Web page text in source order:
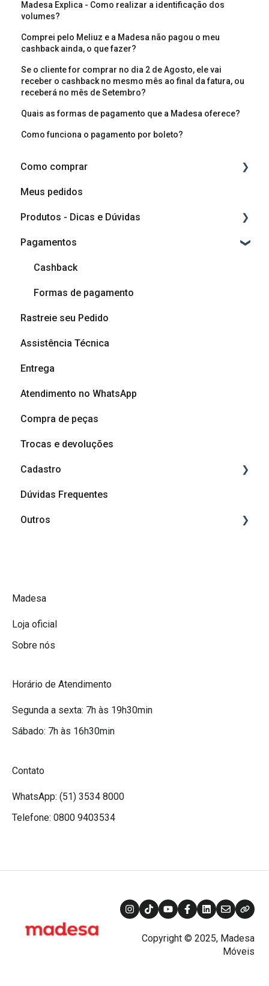
Madesa Explica - Como realizar a identificação dos
volumes?
Comprei pelo Meliuz e a Madesa não pagou o meu
cashback ainda, o que fazer?
Se o cliente for comprar no dia 2 de Agosto, ele vai
receber o cashback no mesmo mês ao final da fatura, ou
receberá no mês de Setembro?
Quais as formas de pagamento que a Madesa oferece?
Como funciona o pagamento por boleto?
Como comprar
Como comprar
Como planejar o meu móvel
Meus pedidos
Produtos - Dicas e Dúvidas
Componentes do produto
Vídeos de montagem
Vídeos de Dicas de Montagem
Dicas e cuidados com seu móvel
Dúvidas sobre produtos
Pagamentos
Cashback
Formas de pagamento
Rastreie seu Pedido
Assistência Técnica
Entrega
Atendimento no WhatsApp
Compra de peças
Trocas e devoluções
Cadastro
Cadastro
Afiliação Madesa
Dúvidas Frequentes
Outros
A Madesa
Madesa
Loja oficial
Sobre nós
Horário de Atendimento
Segunda a sexta: 7h às 19h30min
Sábado: 7h às 16h30min
Contato
WhatsApp: (51) 3534 8000
Telefone: 0800 9403534
Copyright © 2025, Madesa
Móveis